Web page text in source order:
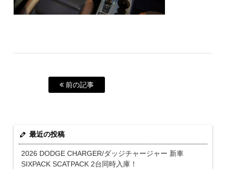
前の記事
最近の投稿
2026 DODGE CHARGER/ダッジチャージャー 新車
SIXPACK SCATPACK 2台同時入庫！